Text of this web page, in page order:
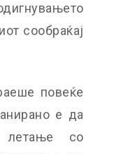
сообраќај
повеќе
е да
со